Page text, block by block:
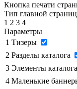
Кнопка печати
Тип главной
1 2 3 4
Параметры
1 Тизеры
2 Разделы каталога
3 Элементы каталога
4 Маленькие